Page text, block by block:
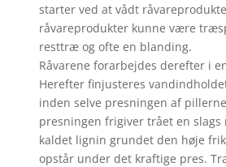
starter ved at vådt
råvareprodukter kunne være
resttræ og ofte en blanding.
Råvarene forarbejdes derefter i
Herefter finjusteres
inden selve presningen af
presningen frigiver trået en
kaldet lignin grundet den høje
opstår under det kraftige pres.